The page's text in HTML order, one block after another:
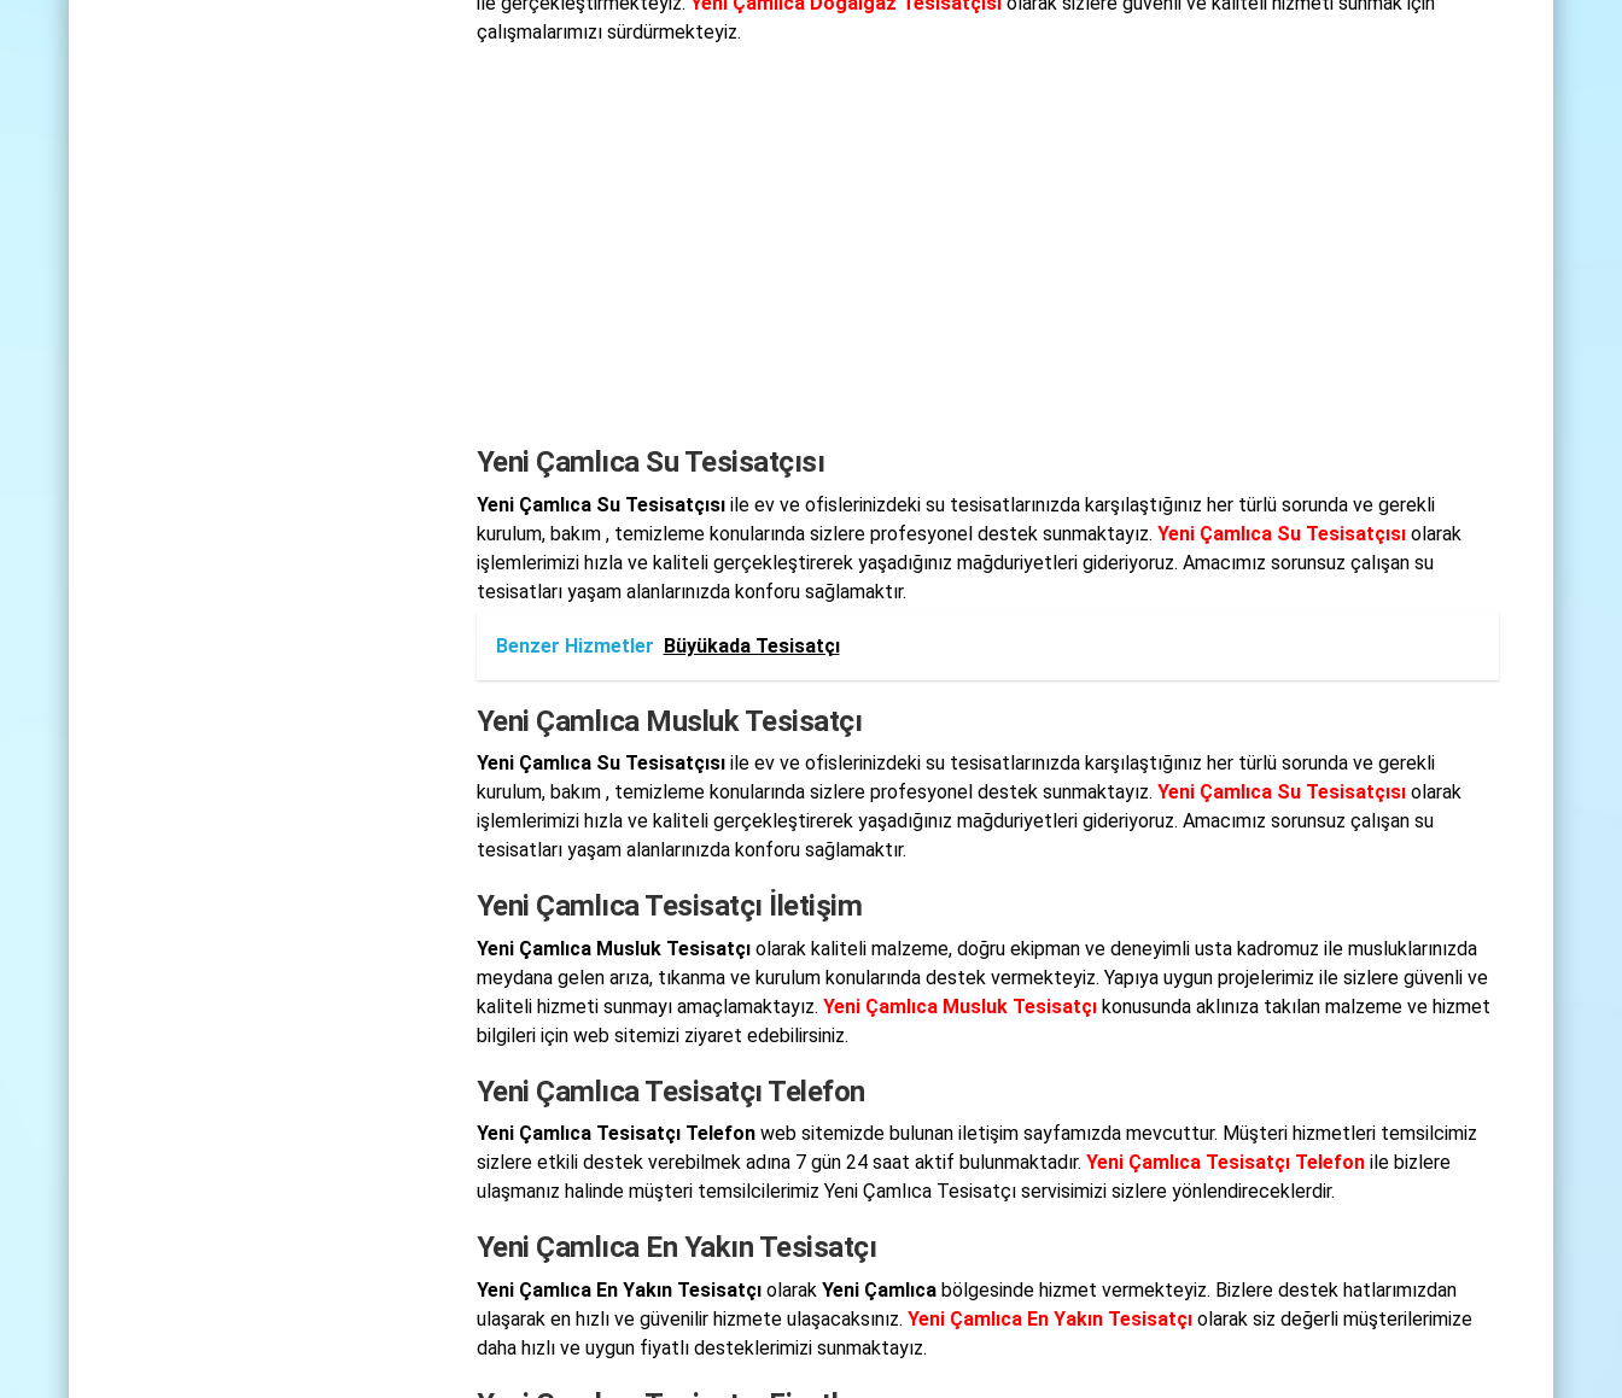
çalışmalarımızı sürdürmekteyiz.
Yeni Çamlıca Su Tesisatçısı
Yeni Çamlıca Su Tesisatçısıile ev ve ofislerinizdeki su tesisatlarınızda karşılaştığınız her türlü sorunda ve gerekli
kurulum, bakım , temizleme konularında sizlere profesyonel destek sunmaktayız. Yeni Çamlıca Su Tesisatçısıolarak
işlemlerimizi hızla ve kaliteli gerçekleştirerek yaşadığınız mağduriyetleri gideriyoruz. Amacımız sorunsuz çalışan su
tesisatları yaşam alanlarınızda konforu sağlamaktır.
Benzer Hizmetler Büyükada Tesisatçı
Yeni Çamlıca Musluk Tesisatçı
Yeni Çamlıca Su Tesisatçısıile ev ve ofislerinizdeki su tesisatlarınızda karşılaştığınız her türlü sorunda ve gerekli
kurulum, bakım , temizleme konularında sizlere profesyonel destek sunmaktayız. Yeni Çamlıca Su Tesisatçısıolarak
işlemlerimizi hızla ve kaliteli gerçekleştirerek yaşadığınız mağduriyetleri gideriyoruz. Amacımız sorunsuz çalışan su
tesisatları yaşam alanlarınızda konforu sağlamaktır.
Yeni Çamlıca Tesisatçı İletişim
Yeni Çamlıca Musluk Tesisatçıolarak kaliteli malzeme, doğru ekipman ve deneyimli usta kadromuz ile musluklarınızda
meydana gelen arıza, tıkanma ve kurulum konularında destek vermekteyiz. Yapıya uygun projelerimiz ile sizlere güvenli ve
kaliteli hizmeti sunmayı amaçlamaktayız. Yeni Çamlıca Musluk Tesisatçıkonusunda aklınıza takılan malzeme ve hizmet
bilgileri için web sitemizi ziyaret edebilirsiniz.
Yeni Çamlıca Tesisatçı Telefon
Yeni Çamlıca Tesisatçı Telefonweb sitemizde bulunan iletişim sayfamızda mevcuttur. Müşteri hizmetleri temsilcimiz
sizlere etkili destek verebilmek adına 7 gün 24 saat aktif bulunmaktadır. Yeni Çamlıca Tesisatçı Telefonile bizlere
ulaşmanız halinde müşteri temsilcilerimiz Yeni Çamlıca Tesisatçı servisimizi sizlere yönlendireceklerdir.
Yeni Çamlıca En Yakın Tesisatçı
Yeni Çamlıca En Yakın Tesisatçıolarak Yeni Çamlıcabölgesinde hizmet vermekteyiz. Bizlere destek hatlarımızdan
ulaşarak en hızlı ve güvenilir hizmete ulaşacaksınız. Yeni Çamlıca En Yakın Tesisatçıolarak siz değerli müşterilerimize
daha hızlı ve uygun fiyatlı desteklerimizi sunmaktayız.